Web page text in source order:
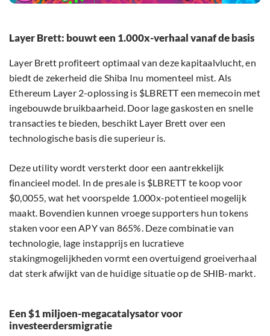
Layer Brett: bouwt een 1.000x-verhaal vanaf de basis
Layer Brett profiteert optimaal van deze kapitaalvlucht, en
biedt de zekerheid die Shiba Inu momenteel mist. Als
Ethereum Layer 2-oplossing is $LBRETT een memecoin met
ingebouwde bruikbaarheid. Door lage gaskosten en snelle
transacties te bieden, beschikt Layer Brett over een
technologische basis die superieur is.
Deze utility wordt versterkt door een aantrekkelijk
financieel model. In de presale is $LBRETT te koop voor
$0,0055, wat het voorspelde 1.000x-potentieel mogelijk
maakt. Bovendien kunnen vroege supporters hun tokens
staken voor een APY van 865%. Deze combinatie van
technologie, lage instapprijs en lucratieve
stakingmogelijkheden vormt een overtuigend groeiverhaal
dat sterk afwijkt van de huidige situatie op de SHIB-markt.
Een $1 miljoen-megacatalysator voor
investeerdersmigratie